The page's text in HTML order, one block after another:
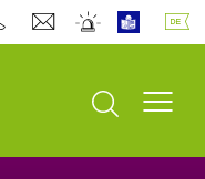
Suche öffnen